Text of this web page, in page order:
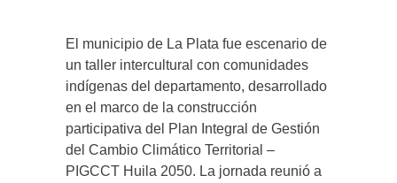
El municipio de La Plata fue escenario de
un taller intercultural con comunidades
indígenas del departamento, desarrollado
en el marco de la construcción
participativa del Plan Integral de Gestión
del Cambio Climático Territorial –
PIGCCT Huila 2050. La jornada reunió a